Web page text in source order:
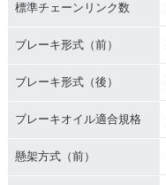
標準チェーンリンク数
ブレーキ形式（前）
ブレーキ形式（後）
ブレーキオイル適合規格
懸架方式（前）